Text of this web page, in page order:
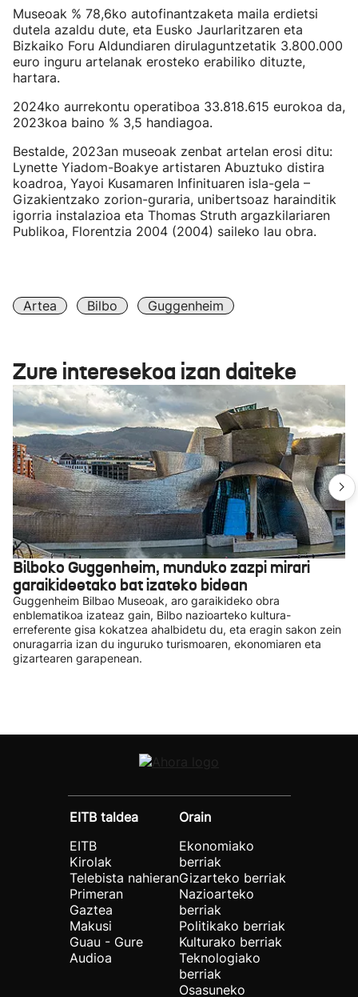
Museoak % 78,6ko autofinantzaketa maila erdietsi
dutela azaldu dute, eta Eusko Jaurlaritzaren eta
Bizkaiko Foru Aldundiaren dirulaguntzetatik 3.800.000
euro inguru artelanak erosteko erabiliko dituzte,
hartara.
2024ko aurrekontu operatiboa 33.818.615 eurokoa da,
2023koa baino % 3,5 handiagoa.
Bestalde, 2023an museoak zenbat artelan erosi ditu:
Lynette Yiadom-Boakye artistaren Abuztuko distira
koadroa, Yayoi Kusamaren Infinituaren isla-gela –
Gizakientzako zorion-guraria, unibertsoaz harainditik
igorria instalazioa eta Thomas Struth argazkilariaren
Publikoa, Florentzia 2004 (2004) saileko lau obra.
Artea Bilbo Guggenheim
Zure interesekoa izan daiteke
Bilboko Guggenheim, munduko zazpi mirari
garaikideetako bat izateko bidean
Guggenheim Bilbao Museoak, aro garaikideko obra
enblematikoa izateaz gain, Bilbo nazioarteko kultura-
erreferente gisa kokatzea ahalbidetu du, eta eragin sakon zein
onuragarria izan du inguruko turismoaren, ekonomiaren eta
gizartearen garapenean.
EITB taldea
EITB
Kirolak
Telebista nahieran
Primeran
Gaztea
Makusi
Guau - Gure
Audioa
Orain
Ekonomiako
berriak
Gizarteko berriak
Nazioarteko
berriak
Politikako berriak
Kulturako berriak
Teknologiako
berriak
Osasuneko